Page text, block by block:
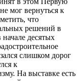
мог вернуться к
что
решений в
десятых
слишком дорог
к
На выставке есть